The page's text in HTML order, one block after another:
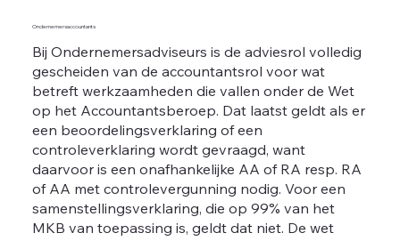
Ondernemersaccountants
Bij Ondernemersadviseurs is de adviesrol volledig
gescheiden van de accountantsrol voor wat
betreft werkzaamheden die vallen onder de Wet
op het Accountantsberoep. Dat laatst geldt als er
een beoordelingsverklaring of een
controleverklaring wordt gevraagd, want
daarvoor is een onafhankelijke AA of RA resp. RA
of AA met controlevergunning nodig. Voor een
samenstellingsverklaring, die op 99% van het
MKB van toepassing is, geldt dat niet. De wet